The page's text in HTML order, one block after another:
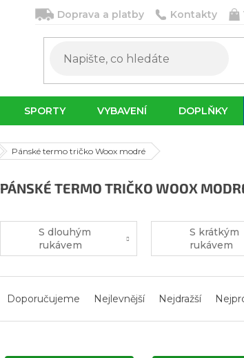
Doprava a platby Kontakty
SPORTY VYBAVENÍ DOPLŇKY
Pánské termo tričko Woox modré
PÁNSKÉ TERMO TRIČKO WOOX
S dlouhým
rukávem
S krátkým
rukávem
Doporučujeme Nejlevnější Nejdražší